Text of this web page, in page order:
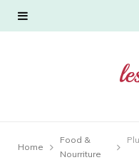
Home
Food &
Nourriture